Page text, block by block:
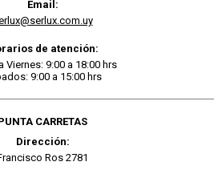
Email:
de atención:
Viernes: 9:00 a 18:00 hrs
9:00 a 15:00 hrs
CARRETAS
Dirección:
Ros 2781